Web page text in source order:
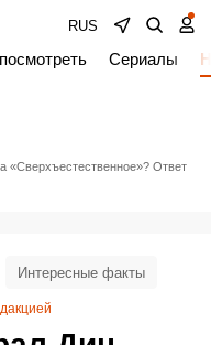
RUS
Сериалы
«Сверхъестественное»? Ответ
Интересные факты